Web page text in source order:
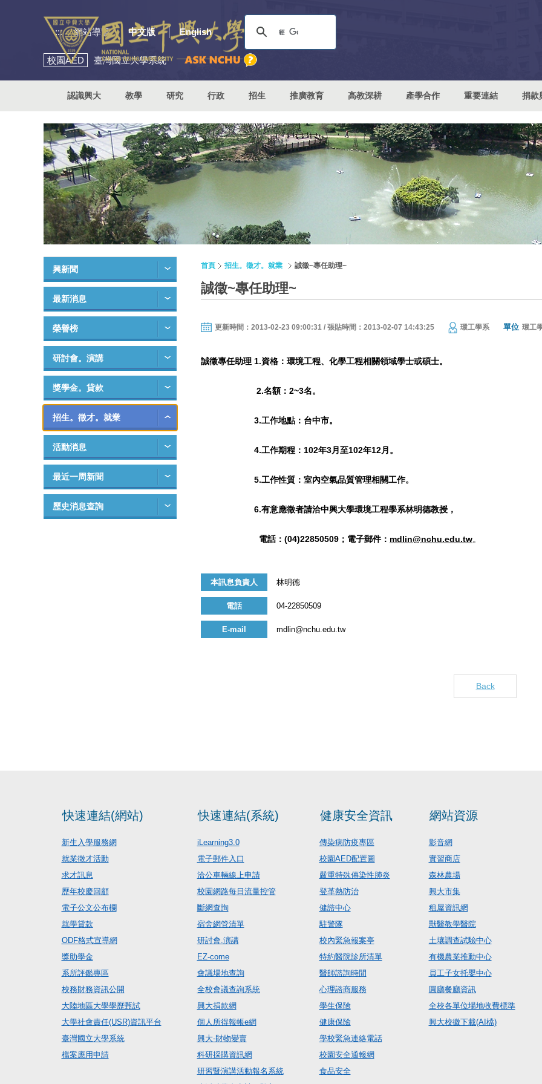
::: 網站導覽 中文版 English
校園AED 臺灣國立大學系統
認識興大 教學 研究 行政 招生 推廣教育 高教深耕 產學合作 重要連結 捐款
興新聞
最新消息
榮譽榜
研討會。演講
獎學金。貸款
招生。徵才。就業
活動消息
最近一周新聞
歷史消息查詢
首頁 招生。徵才。就業 誠徵~專任助理~
誠徵~專任助理~
更新時間：2013-02-23 09:00:31 / 張貼時間：2013-02-07 14:43:25 環工學系 單位 環工
誠徵專任助理 1.資格：環境工程、化學工程相關領域學士或碩士。
2.名額：2~3名。
3.工作地點：台中市。
4.工作期程：102年3月至102年12月。
5.工作性質：室內空氣品質管理相關工作。
6.有意應徵者請洽中興大學環境工程學系林明德教授，
電話：(04)22850509；電子郵件： mdlin@nchu.edu.tw。
本訊息負責人 林明德
電話 04-22850509
E-mail mdlin@nchu.edu.tw
Back
快速連結(網站)
新生入學服務網
就業徵才活動
求才訊息
歷年校慶回顧
電子公文公布欄
就學貸款
ODF格式宣導網
獎助學金
系所評鑑專區
校務財務資訊公開
大陸地區大學學歷甄試
大學社會責任(USR)資訊平台
臺灣國立大學系統
檔案應用申請
快速連結(系統)
iLearning3.0
電子郵件入口
洽公車輛線上申請
校園網路每日流量控管
斷網查詢
宿舍網管清單
研討會.演講
EZ-come
會議場地查詢
全校會議查詢系統
興大捐款網
個人所得報帳e網
興大-財物變賣
科研採購資訊網
研習暨演講活動報名系統
健康安全資訊
傳染病防疫專區
校園AED配置圖
嚴重特殊傳染性肺炎
登革熱防治
健諮中心
駐警隊
校內緊急報案亭
特約醫院診所清單
醫師諮詢時間
心理諮商服務
學生保險
健康保險
學校緊急連絡電話
校園安全通報網
食品安全
網站資源
影音網
實習商店
森林農場
興大市集
租屋資訊網
獸醫教學醫院
土壤調查試驗中心
有機農業推動中心
員工子女托嬰中心
圓廳餐廳資訊
全校各單位場地收費標準
興大校徽下載(AI檔)